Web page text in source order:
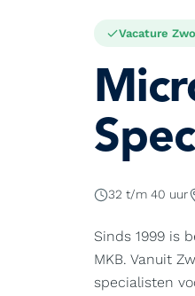
Vacature
32 t/m 40 uur
Sinds 1999 is
MKB. Vanuit
specialisten